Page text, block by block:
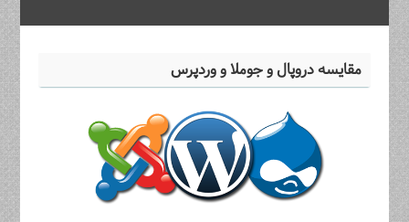
مقایسه دروپال و جوملا و وردپرس